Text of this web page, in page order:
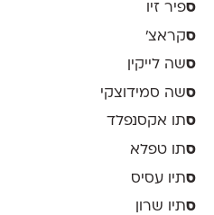
ספיר זיו
סקראצ׳
סשה לייקין
סשה סמידוצקי
סתו אקסנפלד
סתו טפלא
סתיו עסיס
סתיו שרון